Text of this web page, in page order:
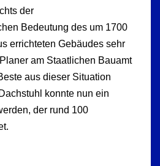
der
Bedeutung des um 1700
errichteten Gebäudes sehr
am Staatlichen Bauamt
aus dieser Situation
konnte nun ein
der rund 100